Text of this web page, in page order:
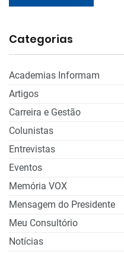
Categorias
Academias Informam
Artigos
Carreira e Gestão
Colunistas
Entrevistas
Eventos
Memória VOX
Mensagem do Presidente
Meu Consultório
Notícias